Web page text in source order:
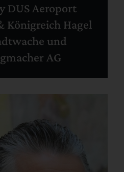
DUS Aeroport
Königreich Hagel
und
AG